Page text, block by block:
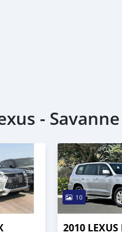
-
10
2010 LEXUS